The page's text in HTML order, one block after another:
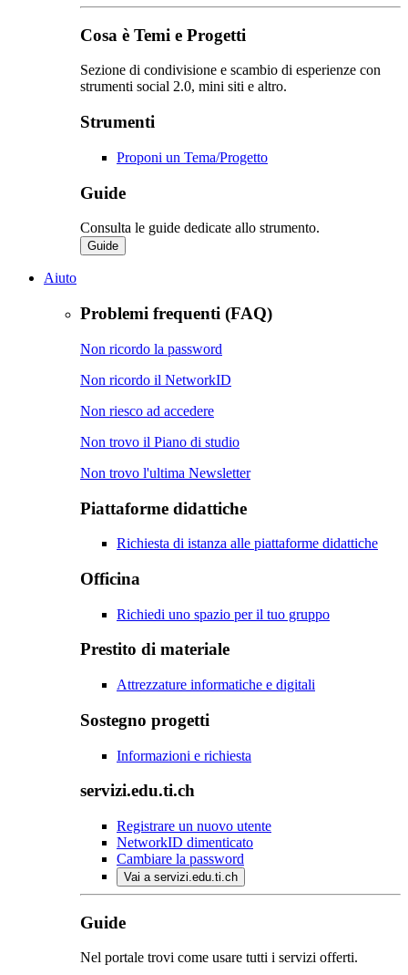
Cosa è Temi e Progetti
Sezione di condivisione e scambio di esperienze con
strumenti social 2.0, mini siti e altro.
Strumenti
Proponi un Tema/Progetto
Guide
Consulta le guide dedicate allo strumento.
Guide
Aiuto
Problemi frequenti (FAQ)
Non ricordo la password
Non ricordo il NetworkID
Non riesco ad accedere
Non trovo il Piano di studio
Non trovo l'ultima Newsletter
Piattaforme didattiche
Richiesta di istanza alle piattaforme didattiche
Officina
Richiedi uno spazio per il tuo gruppo
Prestito di materiale
Attrezzature informatiche e digitali
Sostegno progetti
Informazioni e richiesta
servizi.edu.ti.ch
Registrare un nuovo utente
NetworkID dimenticato
Cambiare la password
Vai a servizi.edu.ti.ch
Guide
Nel portale trovi come usare tutti i servizi offerti.